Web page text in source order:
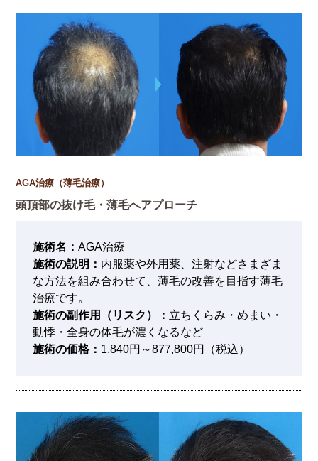
AGA治療（薄毛治療）
頭頂部の抜け毛・薄毛へアプローチ
施術名：AGA治療
施術の説明： 内服薬や外用薬、注射などさまざま
な方法を組み合わせて、薄毛の改善を目指す薄毛
治療です。
施術の副作用（リスク）： 立ちくらみ・めまい・
動悸・全身の体毛が濃くなるなど
施術の価格： 1,840円～877,800円（税込）